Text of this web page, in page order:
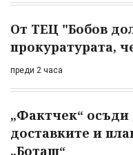
От ТЕЦ "Бобов
прокуратурата,
преди 2 часа
„Фактчек“ осъди
доставките и
„Боташ“